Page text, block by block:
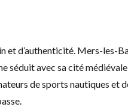
et d’authenticité. Mers-les-
séduit avec sa cité
de sports nautiques et